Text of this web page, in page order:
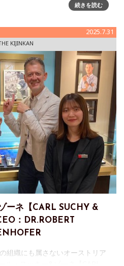
続きを読む
2025.7.31
KIJINKAN
ーネ【CARL SUCHY &
：DR.ROBERT
組織にも属さないオーストリア